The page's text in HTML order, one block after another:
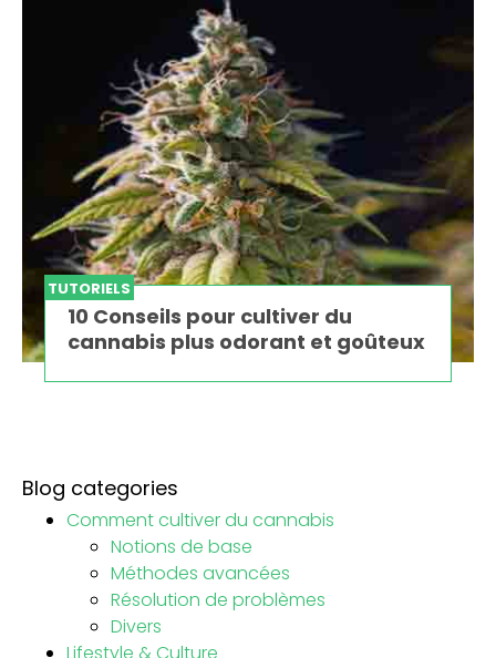
TUTORIELS
10 Conseils pour cultiver du
cannabis plus odorant et goûteux
Blog categories
Comment cultiver du cannabis
Notions de base
Méthodes avancées
Résolution de problèmes
Divers
Lifestyle & Culture